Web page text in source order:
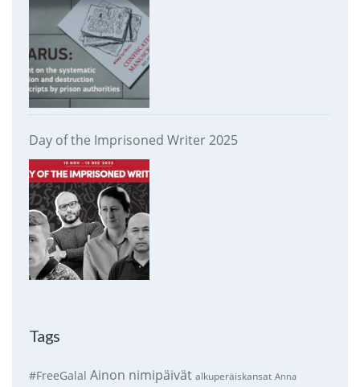
Day of the Imprisoned Writer 2025
Tags
#FreeGalal Ainon nimipäivät alkuperäiskansat Anna